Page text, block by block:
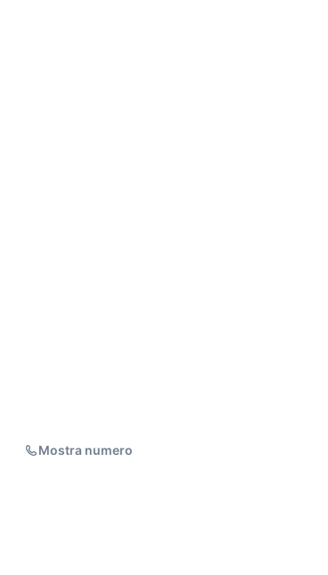
Mostra numero